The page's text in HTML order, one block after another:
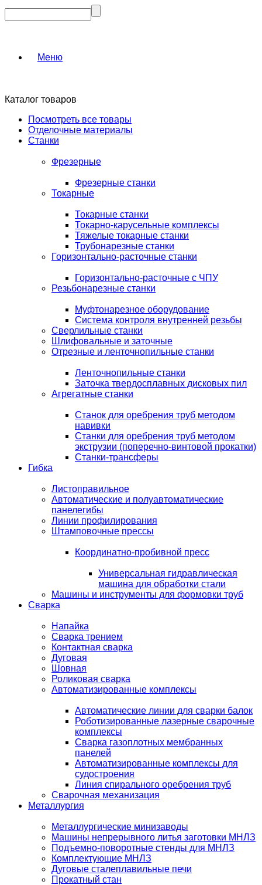
Меню
Каталог товаров
Посмотреть все товары
Отделочные материалы
Станки
Фрезерные
Фрезерные станки
Токарные
Токарные станки
Токарно-карусельные комплексы
Тяжелые токарные станки
Трубонарезные станки
Горизонтально-расточные станки
Горизонтально-расточные с ЧПУ
Резьбонарезные станки
Муфтонарезное оборудование
Система контроля внутренней резьбы
Сверлильные станки
Шлифовальные и заточные
Отрезные и ленточнопильные станки
Ленточнопильные станки
Заточка твердосплавных дисковых пил
Агрегатные станки
Станок для оребрения труб методом
навивки
Станки для оребрения труб методом
экструзии (поперечно-винтовой прокатки)
Станки-трансферы
Гибка
Листоправильное
Автоматические и полуавтоматические
панелегибы
Линии профилирования
Штамповочные прессы
Координатно-пробивной пресс
Универсальная гидравлическая
машина для обработки стали
Машины и инструменты для формовки труб
Сварка
Напайка
Сварка трением
Контактная сварка
Дуговая
Шовная
Роликовая сварка
Автоматизированные комплексы
Автоматические линии для сварки балок
Роботизированные лазерные сварочные
комплексы
Сварка газоплотных мембранных
панелей
Автоматизированные комплексы для
судостроения
Линия спирального оребрения труб
Сварочная механизация
Металлургия
Металлургические минизаводы
Машины непрерывного литья заготовки МНЛЗ
Подъемно-поворотные стенды для МНЛЗ
Комплектующие МНЛЗ
Дуговые сталеплавильные печи
Прокатный стан